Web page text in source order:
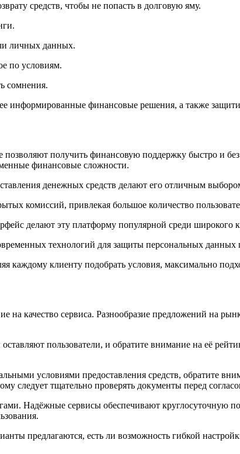
средств, чтобы не попасть в долговую яму.
личных данных.
по условиям.
сомнения.
информированные финансовые решения, а также
получить финансовую поддержку быстро и
финансовые сложности.
денежных средств делают его отличным
комиссий, привлекая большое количество
делают эту платформу популярной среди широкого
технологий для защиты персональных данных
каждому клиенту подобрать условия, максимально
качество сервиса. Разнообразие предложений на
пользователи, и обратите внимание на её
условиями предоставления средств, обратите
следует тщательно проверять документы перед
Надёжные сервисы обеспечивают круглосуточную
предлагаются, есть ли возможность гибкой